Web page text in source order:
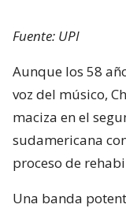
Fuente: UPI
Aunque los 58
voz del músico,
maciza en el
sudamericana
proceso de
Una banda